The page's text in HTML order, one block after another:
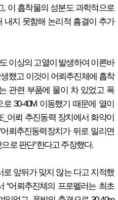
이 흡착물의 성분도 과학적으로
내지 못함해 논리적 흠결이 추가
이상의 고열이 발생하여 이른바
했고 이것이 어뢰추진체에 흡착
관련 부품에 물이 차 있었고 폭
30-40M 이동했기 때문에 열이
어뢰 추진동력 장치에서 화약이
뢰추진동력장치가 뒤로 밀리면
로 판단”한다고 주장했다.
앞뒤가 맞지 않는 다고 지적했
“어뢰추진체의 프로펠러는 최초